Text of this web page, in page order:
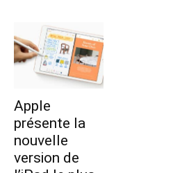
Apple
présente la
nouvelle
version de